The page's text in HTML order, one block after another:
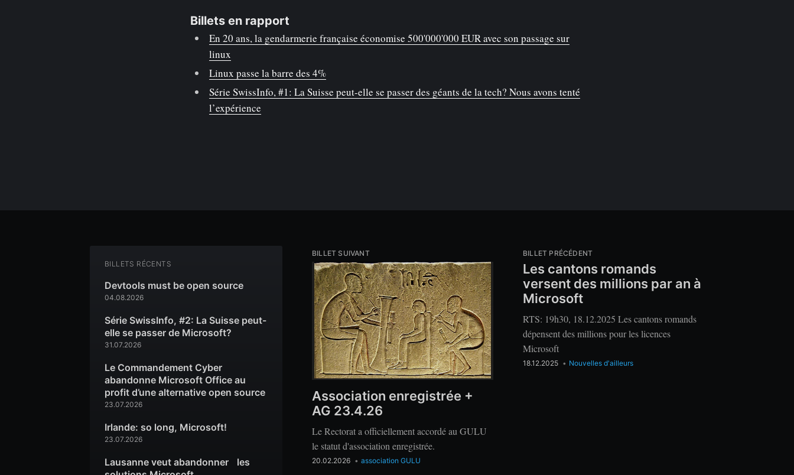
Billets en rapport
En 20 ans, la gendarmerie française économise 500'000'000 EUR avec son passage sur
linux
Linux passe la barre des 4%
Série SwissInfo, #1: La Suisse peut-elle se passer des géants de la tech? Nous avons tenté
l’expérience
BILLETS RÉCENTS
Devtools must be open source
04.08.2026
Série SwissInfo, #2: La Suisse peut-
elle se passer de Microsoft?
31.07.2026
Le Commandement Cyber
abandonne Microsoft Office au
profit d’une alternative open source
23.07.2026
Irlande: so long, Microsoft!
23.07.2026
Lausanne veut abandonner les
BILLET SUIVANT
Association enregistrée +
AG 23.4.26
Le Rectorat a officiellement accordé au GULU
le statut d'association enregistrée.
20.02.2026 • association GULU
BILLET PRÉCÉDENT
Les cantons romands
versent des millions par an à
Microsoft
RTS: 19h30, 18.12.2025 Les cantons romands
dépensent des millions pour les licences
Microsoft
18.12.2025 • Nouvelles d'ailleurs